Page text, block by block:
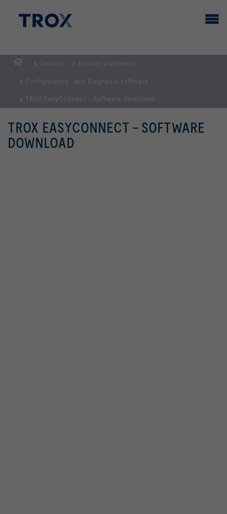
SAYFASI
Ürünler Kontrol sistemleri
Configuration- and Diagnosis software
TROX EasyConnect - Software download
TROX EASYCONNECT - SOFTWARE
DOWNLOAD